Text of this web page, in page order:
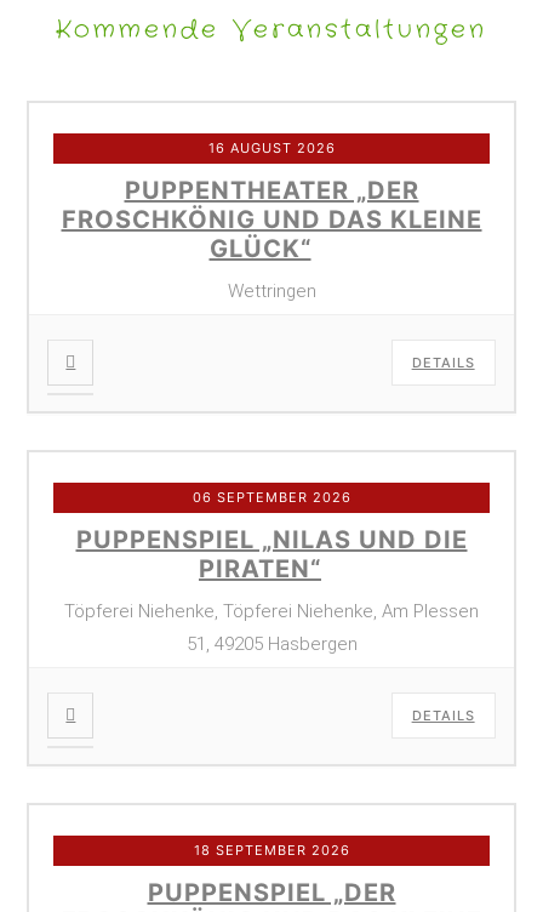
Kommende Veranstaltungen
16 AUGUST 2026
PUPPENTHEATER „DER
FROSCHKÖNIG UND DAS KLEINE
GLÜCK“
Wettringen
DETAILS
06 SEPTEMBER 2026
PUPPENSPIEL „NILAS UND DIE
PIRATEN“
Töpferei Niehenke, Töpferei Niehenke, Am Plessen
51, 49205 Hasbergen
DETAILS
18 SEPTEMBER 2026
PUPPENSPIEL „DER